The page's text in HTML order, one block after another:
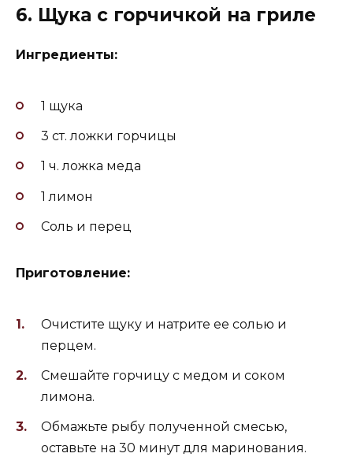
6. Щука с горчичкой на гриле
Ингредиенты:
1 щука
3 ст. ложки горчицы
1 ч. ложка меда
1 лимон
Соль и перец
Приготовление:
Очистите щуку и натрите ее солью и
перцем.
Смешайте горчицу с медом и соком
лимона.
Обмажьте рыбу полученной смесью,
оставьте на 30 минут для маринования.